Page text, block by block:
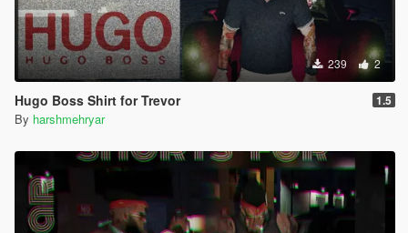
239 2
Hugo Boss Shirt for Trevor 1.5
By harshmehryar